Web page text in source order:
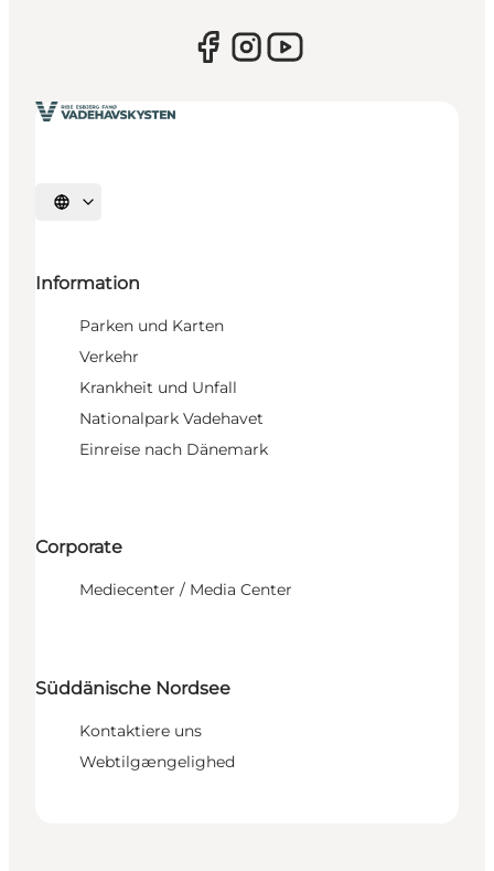
Sprache auswählen
Information
Parken und Karten
Verkehr
Krankheit und Unfall
Nationalpark Vadehavet
Einreise nach Dänemark
Corporate
Mediecenter / Media Center
Süddänische Nordsee
Kontaktiere uns
Webtilgængelighed